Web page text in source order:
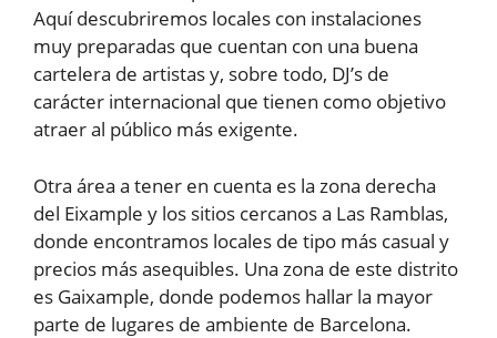
Aquí descubriremos locales con instalaciones
muy preparadas que cuentan con una buena
cartelera de artistas y, sobre todo, DJ’s de
carácter internacional que tienen como objetivo
atraer al público más exigente.
Otra área a tener en cuenta es la zona derecha
del Eixample y los sitios cercanos a Las Ramblas,
donde encontramos locales de tipo más casual y
precios más asequibles. Una zona de este distrito
es Gaixample, donde podemos hallar la mayor
parte de lugares de ambiente de Barcelona.